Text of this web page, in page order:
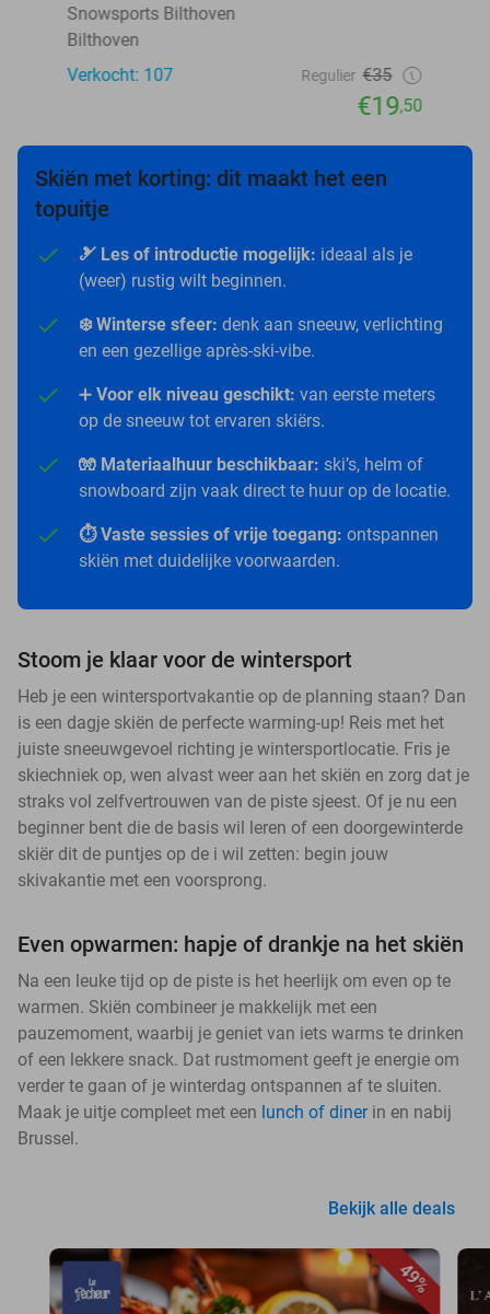
Snowsports Bilthoven
Bilthoven
Verkocht: 107
Regulier €35
€19,50
Skiën met korting: dit maakt het een
topuitje
🎿 Les of introductie mogelijk: ideaal als je
(weer) rustig wilt beginnen.
❄️ Winterse sfeer: denk aan sneeuw, verlichting
en een gezellige après-ski-vibe.
➕ Voor elk niveau geschikt: van eerste meters
op de sneeuw tot ervaren skiërs.
🧤 Materiaalhuur beschikbaar: ski’s, helm of
snowboard zijn vaak direct te huur op de locatie.
⏱️ Vaste sessies of vrije toegang: ontspannen
skiën met duidelijke voorwaarden.
Stoom je klaar voor de wintersport
Heb je een wintersportvakantie op de planning staan? Dan
is een dagje skiën de perfecte warming-up! Reis met het
juiste sneeuwgevoel richting je wintersportlocatie. Fris je
skiechniek op, wen alvast weer aan het skiën en zorg dat je
straks vol zelfvertrouwen van de piste sjeest. Of je nu een
beginner bent die de basis wil leren of een doorgewinterde
skiër dit de puntjes op de i wil zetten: begin jouw
skivakantie met een voorsprong.
Even opwarmen: hapje of drankje na het skiën
Na een leuke tijd op de piste is het heerlijk om even op te
warmen. Skiën combineer je makkelijk met een
pauzemoment, waarbij je geniet van iets warms te drinken
of een lekkere snack. Dat rustmoment geeft je energie om
verder te gaan of je winterdag ontspannen af te sluiten.
Maak je uitje compleet met een lunch of dinerin en nabij
Brussel.
Bekijk alle deals
49%